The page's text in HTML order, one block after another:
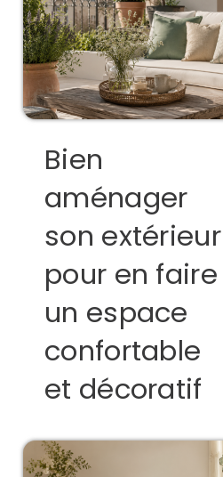
Bien
aménager
son extérieur
pour en faire
un espace
confortable
et décoratif